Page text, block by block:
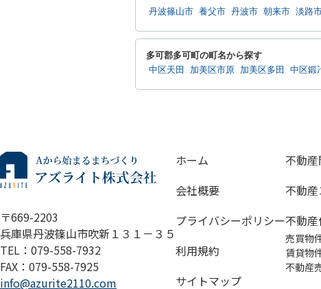
丹波篠山市 養父市 丹波市 朝来市 淡路
多可郡多可町の町名から探す
中区天田 加美区市原 加美区多田 中区鍛
〒669-2203
兵庫県丹波篠山市吹新１３１－３５
TEL：079-558-7932
FAX：079-558-7925
info@azurite2110.com
ホーム
会社概要
プライバシーポリシー
利用規約
サイトマップ
不動
不動
不動
売買物
賃貸物
不動産